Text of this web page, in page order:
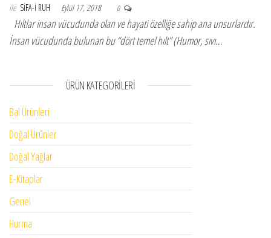
ile SIFA-I RUH Eylül 17, 2018 0
Hıltlar insan vücudunda olan ve hayati özelliğe sahip ana unsurlardır.
İnsan vücudunda bulunan bu “dört temel hılt” (Humor, sıvı…
ÜRÜN KATEGORILERI
Bal Ürünleri
Doğal Ürünler
Doğal Yağlar
E-Kitaplar
Genel
Hurma